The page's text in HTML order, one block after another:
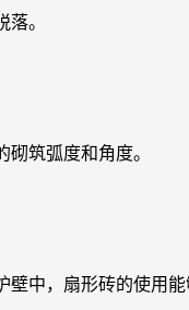
。
筑弧度和角度。
，扇形砖的使用能